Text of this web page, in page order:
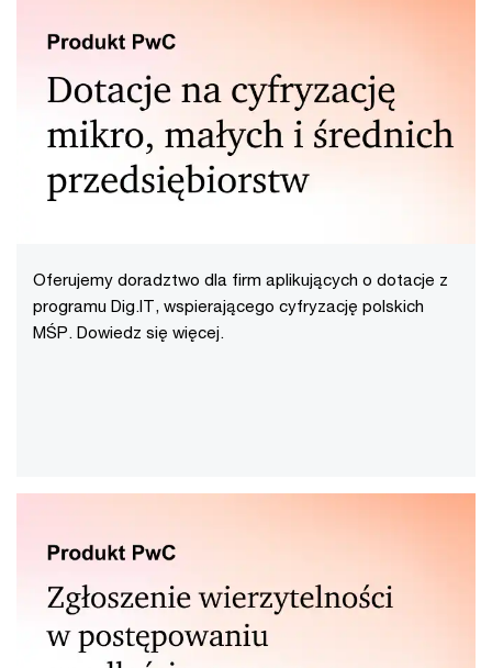
Oferujemy doradztwo dla firm aplikujących o dotacje z
programu Dig.IT, wspierającego cyfryzację polskich
MŚP. Dowiedz się więcej.